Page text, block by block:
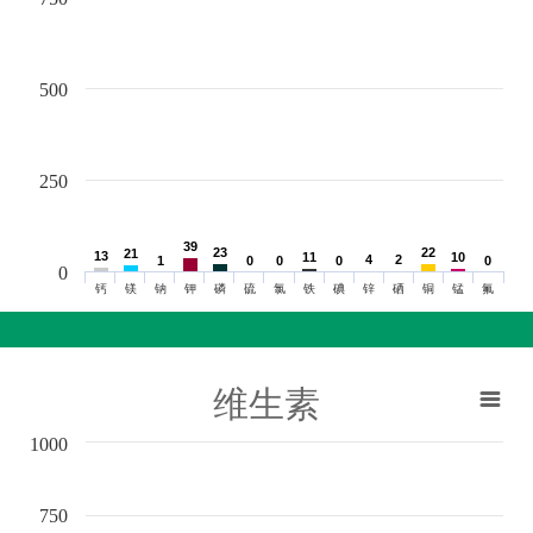
13
13 21
21 1
1
39
39 23
23
0
0 0
0 11
11 0
0 4
4 2
2 22
22 10
10 0
0
钙 镁 钠 钾 磷 硫 氯 铁 碘 锌 硒 铜 锰 氟
0
250
500
维生素
750
1000